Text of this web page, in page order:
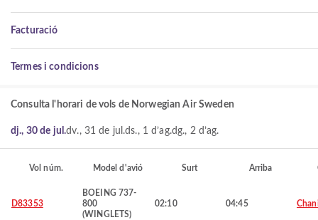
Facturació
Termes i condicions
Consulta l'horari de vols de Norwegian Air Sweden
dj., 30 de jul.dv., 31 de jul.ds., 1 d’ag.dg., 2 d’ag.
Vol núm. Model d'avió Surt Arriba
D83353
BOEING 737-
800
(WINGLETS)
02:10 04:45